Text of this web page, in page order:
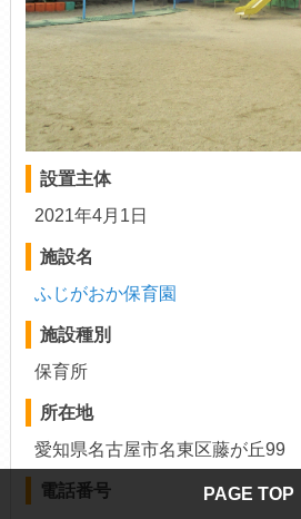
設置主体
2021年4月1日
施設名
ふじがおか保育園
施設種別
保育所
所在地
愛知県名古屋市名東区藤が丘99
電話番号
PAGE TOP